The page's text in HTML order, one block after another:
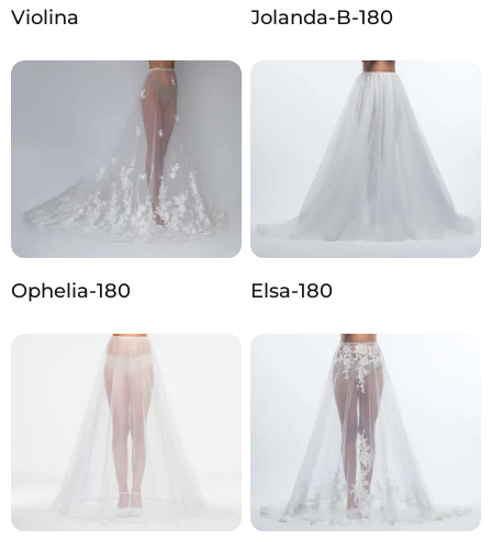
Violina Jolanda-B-180
Ophelia-180 Elsa-180